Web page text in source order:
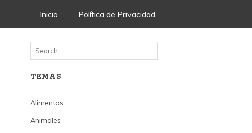
Skip
content
Inicio Política de Privacidad
TEMAS
Alimentos
Animales